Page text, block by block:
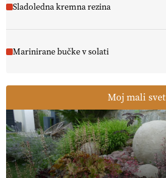
Sladoledna kremna rezina
Marinirane bučke v solati
Moj mali svet